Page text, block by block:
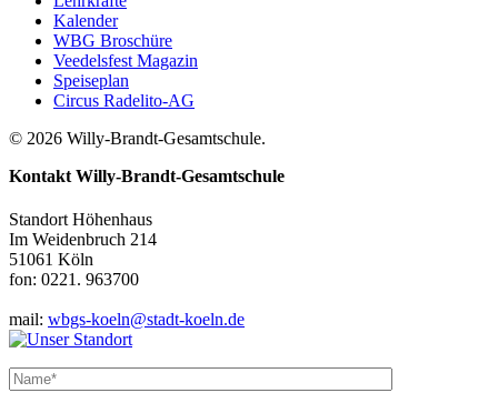
Kalender
WBG Broschüre
Veedelsfest Magazin
Speiseplan
Circus Radelito-AG
© 2026 Willy-Brandt-Gesamtschule.
Kontakt Willy-Brandt-Gesamtschule
Standort Höhenhaus
Im Weidenbruch 214
51061 Köln
fon: 0221. 963700
mail: wbgs-koeln@stadt-koeln.de